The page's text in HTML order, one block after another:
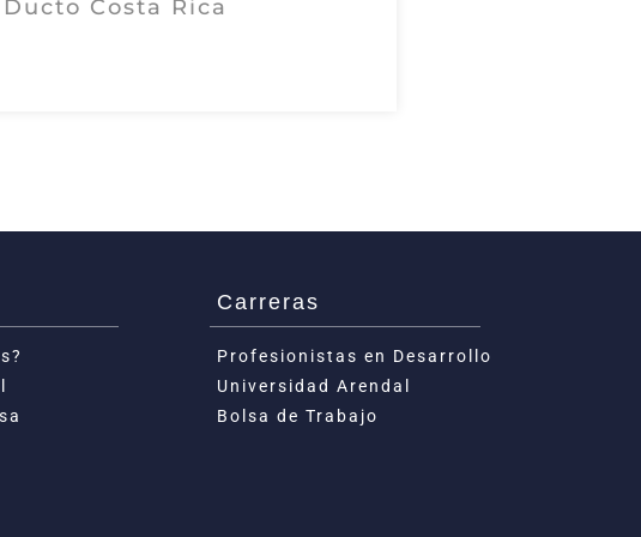
Ducto Costa Rica
Carreras
Profesionistas en Desarrollo​
Universidad Arendal
Bolsa de Trabajo